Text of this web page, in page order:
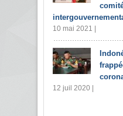
10 mai 2021 |
12 juil 2020 |